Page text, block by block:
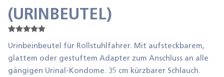
(URINBEUTEL)
mit5.00
basierend
auf
Kundenbe
Urinbeinbeutel für Rollstuhlfahrer. Mit aufsteckbarem,
glattem oder gestuftem Adapter zum Anschluss an alle
gängigen Urinal-Kondome. 35 cm kürzbarer Schlauch.